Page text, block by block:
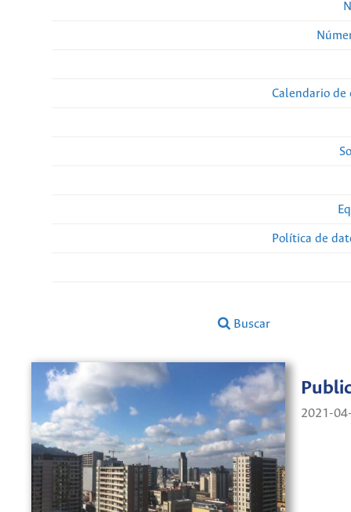
Calendario de
Política de
Buscar
2021-